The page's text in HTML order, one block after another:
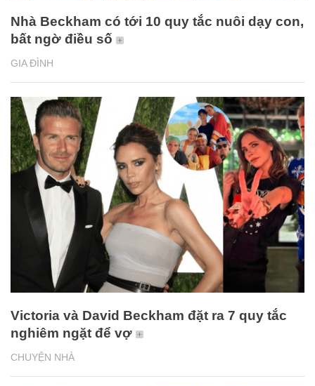
GIA ĐÌNH
Nhà Beckham có tới 10 quy tắc nuôi dạy con,
bất ngờ điều số
CHUYỆN NHÀ
Victoria và David Beckham đặt ra 7 quy tắc
nghiêm ngặt để vợ